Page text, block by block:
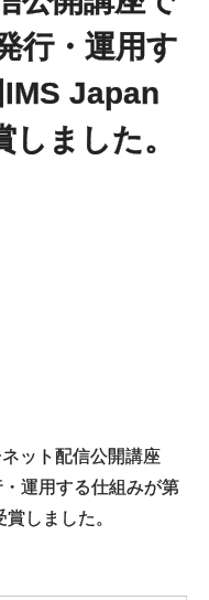
行・運用す
Japan
ました。
ット配信公開講座
・運用する仕組みが第
しました。